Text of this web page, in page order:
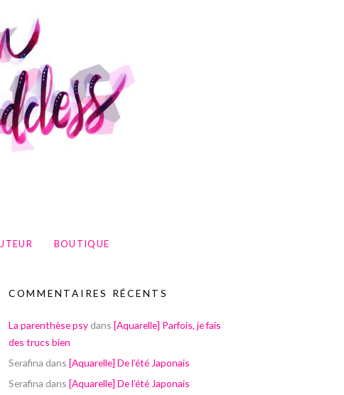
BOUTIQUE
COMMENTAIRES RÉCENTS
La parenthèse psy dans [Aquarelle] Parfois, je fais
des trucs bien
Serafina dans [Aquarelle] De l’été Japonais
Serafina dans [Aquarelle] De l’été Japonais